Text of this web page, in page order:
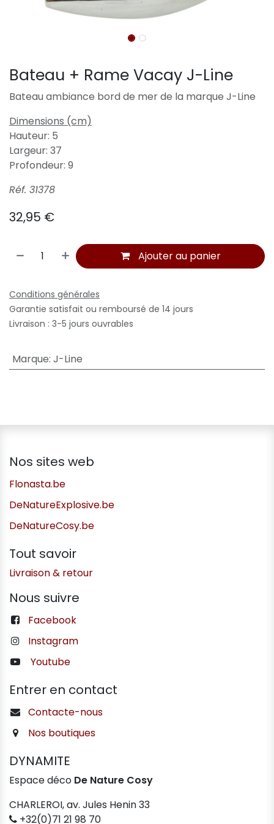
Bateau + Rame Vacay J-Line
Bateau ambiance bord de mer de la marque J-Line
Dimensions (cm)
Hauteur: 5
Largeur: 37
Profondeur: 9
Réf. 31378
32,95 €
Ajouter au panier
Conditions générales
Garantie satisfait ou remboursé de 14 jours
Livraison : 3-5 jours ouvrables
Marque: J-Line
Nos sites web
Flonasta.be
DeNatureExplosive.be
DeNatureCosy.be
Tout savoir
Livraison & retour
Nous suivre
Facebook
Instagram
Youtube
Entrer en contact
Contacte-nous
Nos boutiques
DYNAMITE
Espace déco De Nature Cosy
CHARLEROI, av. Jules Henin 33
+32(0)71 21 98 70